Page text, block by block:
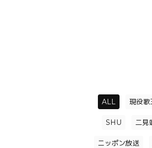
ALL 現役
SHU 二見
ニッポン放送